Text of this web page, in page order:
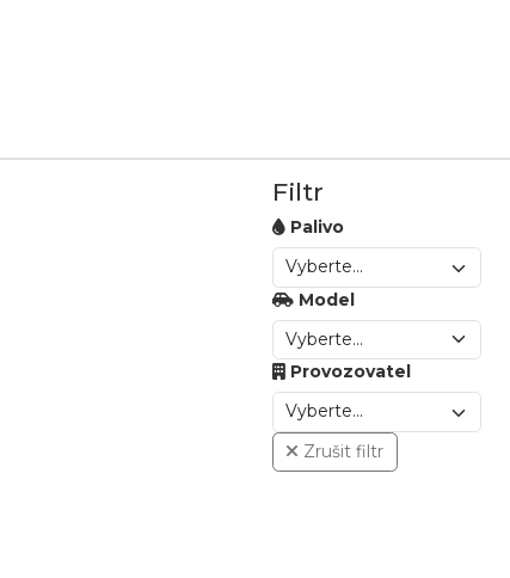
Filtr
Palivo
Model
Provozovatel
Zrušit filtr